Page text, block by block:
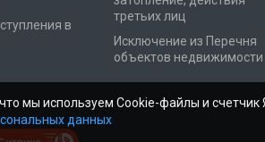
в
третьих лиц
Исключение из Перечня
объектов недвижимости
мы используем Cookie-файлы и
данных